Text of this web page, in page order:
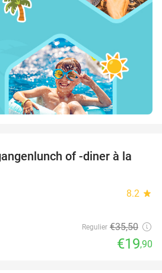
44%
of -diner à la
8.2 star
Regulier €35,50
€19,90